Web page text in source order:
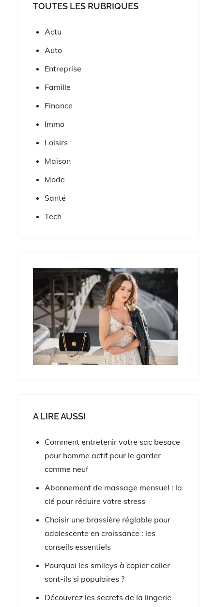
TOUTES LES RUBRIQUES
Actu
Auto
Entreprise
Famille
Finance
Immo
Loisirs
Maison
Mode
Santé
Tech
A LIRE AUSSI
Comment entretenir votre sac besace
pour homme actif pour le garder
comme neuf
Abonnement de massage mensuel : la
clé pour réduire votre stress
Choisir une brassière réglable pour
adolescente en croissance : les
conseils essentiels
Pourquoi les smileys à copier coller
sont-ils si populaires ?
Découvrez les secrets de la lingerie